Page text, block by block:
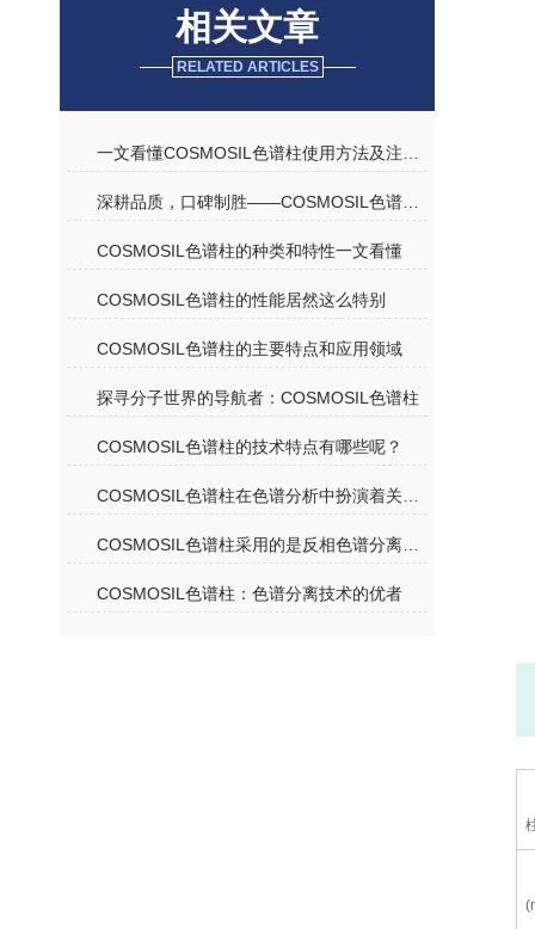
相关文章
RELATED ARTICLES
COSMOSIL色谱柱的种类和特性一文看懂
COSMOSIL色谱柱的性能居然这么特别
COSMOSIL色谱柱的主要特点和应用领域
探寻分子世界的导航者：COSMOSIL色谱柱
COSMOSIL色谱柱的技术特点有哪些呢？
COSMOSIL色谱柱：色谱分离技术的优者